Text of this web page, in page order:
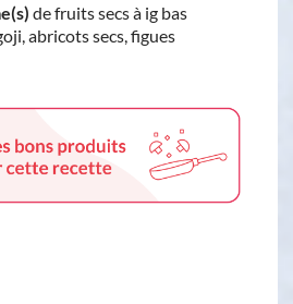
de fruits secs à ig bas
abricots secs, figues